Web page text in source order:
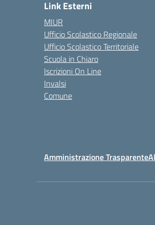
Link Esterni
MIUR
Ufficio Scolastico Regionale
Ufficio Scolastico Territoriale
Scuola in Chiaro
Iscrizioni On Line
Invalsi
Comune
Amministrazione Trasparente